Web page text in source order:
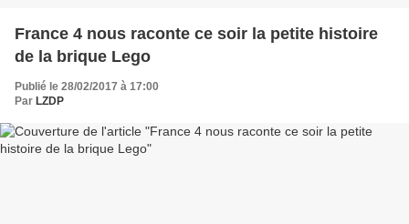
France 4 nous raconte ce soir la petite histoire
de la brique Lego
Publié le 28/02/2017 à 17:00
Par LZDP